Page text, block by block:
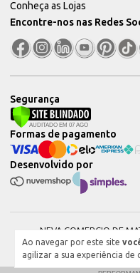
Ao navegar por este site
agilizar a sua experiência de
Conheça as Lojas
Encontre-nos nas Redes
Segurança
Desenvolvido por
Formas de pagamento
NEVA COMERCIO DE
51604544000101 ©